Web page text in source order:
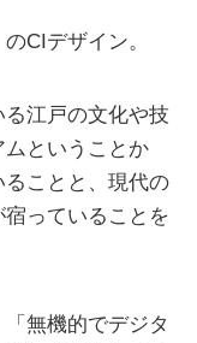
CIデザイン。
江戸の文化や技
ということか
ことと、現代の
っていることを
無機的でデジタ